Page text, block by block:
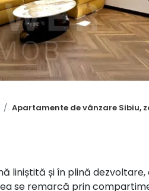
Apartamente de vânzare Sibiu,
liniștită și în plină
se remarcă prin